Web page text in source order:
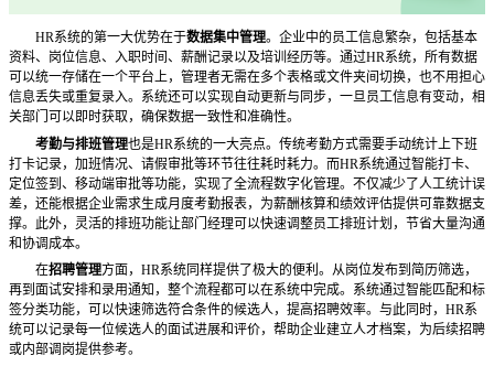
HR系统的第一大优势在于数据集中管理。企业中的员工信息繁杂，包括基本
资料、岗位信息、入职时间、薪酬记录以及培训经历等。通过HR系统，所有数据
可以统一存储在一个平台上，管理者无需在多个表格或文件夹间切换，也不用担心
信息丢失或重复录入。系统还可以实现自动更新与同步，一旦员工信息有变动，相
关部门可以即时获取，确保数据一致性和准确性。
考勤与排班管理也是HR系统的一大亮点。传统考勤方式需要手动统计上下班
打卡记录，加班情况、请假审批等环节往往耗时耗力。而HR系统通过智能打卡、
定位签到、移动端审批等功能，实现了全流程数字化管理。不仅减少了人工统计误
差，还能根据企业需求生成月度考勤报表，为薪酬核算和绩效评估提供可靠数据支
撑。此外，灵活的排班功能让部门经理可以快速调整员工排班计划，节省大量沟通
和协调成本。
在招聘管理方面， HR系统同样提供了极大的便利。从岗位发布到简历筛选，
再到面试安排和录用通知，整个流程都可以在系统中完成。系统通过智能匹配和标
签分类功能，可以快速筛选符合条件的候选人，提高招聘效率。与此同时，HR系
统可以记录每一位候选人的面试进展和评价，帮助企业建立人才档案，为后续招聘
或内部调岗提供参考。